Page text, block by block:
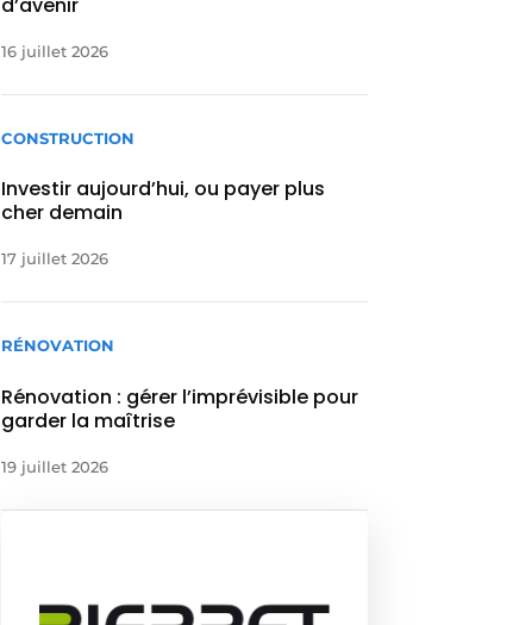
16 juillet 2026
CONSTRUCTION
Investir aujourd’hui, ou payer plus
cher demain
17 juillet 2026
RÉNOVATION
Rénovation : gérer l’imprévisible pour
garder la maîtrise
19 juillet 2026